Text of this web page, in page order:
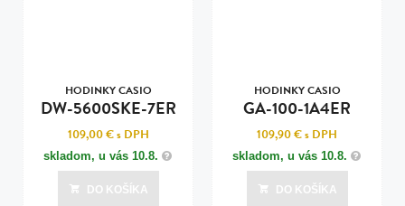
HODINKY CASIO
DW-5600SKE-7ER
109,00 €s DPH
skladom, u vás 10.8.
DO KOŠÍKA
HODINKY CASIO
GA-100-1A4ER
109,90 €s DPH
skladom, u vás 10.8.
DO KOŠÍKA